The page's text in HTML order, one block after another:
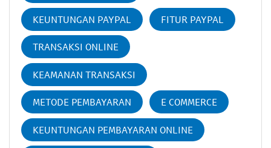
KEUNTUNGAN PAYPAL FITUR PAYPAL
TRANSAKSI ONLINE
KEAMANAN TRANSAKSI
METODE PEMBAYARAN E COMMERCE
KEUNTUNGAN PEMBAYARAN ONLINE